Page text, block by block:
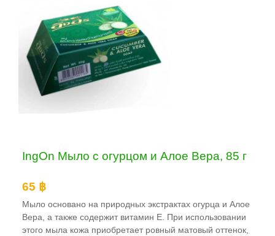
IngOn Мыло с огурцом и Алое Вера, 85 г
65 ฿
Мыло основано на природных экстрактах огурца и Алое
Вера, а также содержит витамин Е. При использовании
этого мыла кожа приобретает ровный матовый оттенок,